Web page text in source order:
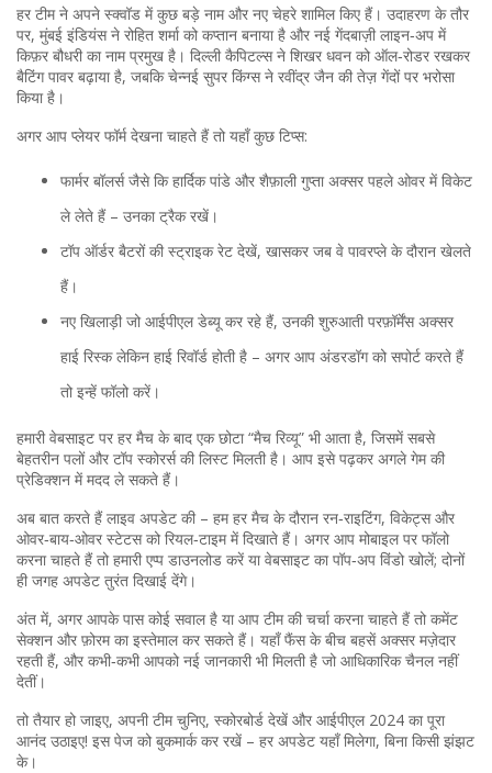
हर टीम ने अपने स्क्वॉड में कुछ बड़े नाम और नए चेहरे शामिल किए हैं। उदाहरण के तौर
पर, मुंबई इंडियंस ने रोहित शर्मा को कप्तान बनाया है और नई गेंदबाज़ी लाइन‑अप में
किफ़र बौधरी का नाम प्रमुख है। दिल्ली कैपिटल्स ने शिखर धवन को ऑल‑रोडर रखकर
बैटिंग पावर बढ़ाया है, जबकि चेन्नई सुपर किंग्स ने रवींद्र जैन की तेज़ गेंदों पर भरोसा
किया है।
अगर आप प्लेयर फॉर्म देखना चाहते हैं तो यहाँ कुछ टिप्स:
फार्मर बॉलर्स जैसे कि हार्दिक पांडे और शैफ़ाली गुप्ता अक्सर पहले ओवर में विकेट
ले लेते हैं – उनका ट्रैक रखें।
टॉप ऑर्डर बैटरों की स्ट्राइक रेट देखें, खासकर जब वे पावरप्ले के दौरान खेलते
हैं।
नए खिलाड़ी जो आईपीएल डेब्यू कर रहे हैं, उनकी शुरुआती परफ़ॉर्मेंस अक्सर
हाई रिस्क लेकिन हाई रिवॉर्ड होती है – अगर आप अंडरडॉग को सपोर्ट करते हैं
तो इन्हें फॉलो करें।
हमारी वेबसाइट पर हर मैच के बाद एक छोटा “मैच रिव्यू” भी आता है, जिसमें सबसे
बेहतरीन पलों और टॉप स्कोरर्स की लिस्ट मिलती है। आप इसे पढ़कर अगले गेम की
प्रेडिक्शन में मदद ले सकते हैं।
अब बात करते हैं लाइव अपडेट की – हम हर मैच के दौरान रन‑राइटिंग, विकेट्स और
ओवर‑बाय‑ओवर स्टेटस को रियल‑टाइम में दिखाते हैं। अगर आप मोबाइल पर फॉलो
करना चाहते हैं तो हमारी एप्प डाउनलोड करें या वेबसाइट का पॉप‑अप विंडो खोलें; दोनों
ही जगह अपडेट तुरंत दिखाई देंगे।
अंत में, अगर आपके पास कोई सवाल है या आप टीम की चर्चा करना चाहते हैं तो कमेंट
सेक्शन और फ़ोरम का इस्तेमाल कर सकते हैं। यहाँ फैंस के बीच बहसें अक्सर मज़ेदार
रहती हैं, और कभी‑कभी आपको नई जानकारी भी मिलती है जो आधिकारिक चैनल नहीं
देतीं।
तो तैयार हो जाइए, अपनी टीम चुनिए, स्कोरबोर्ड देखें और आईपीएल 2024 का पूरा
आनंद उठाइए! इस पेज को बुकमार्क कर रखें – हर अपडेट यहाँ मिलेगा, बिना किसी झंझट
के।